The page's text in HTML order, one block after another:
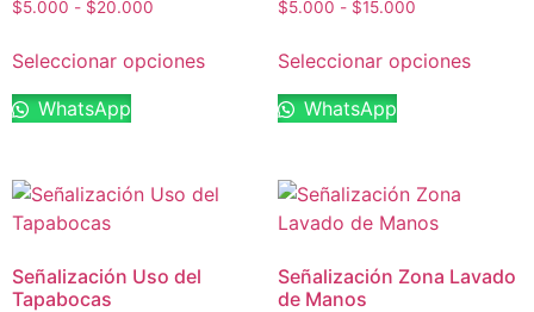
$5.000 - $20.000
Seleccionar opciones
WhatsApp
$5.000 - $15.000
Seleccionar opciones
WhatsApp
Señalización Uso del
Tapabocas
Señalización Zona Lavado
de Manos